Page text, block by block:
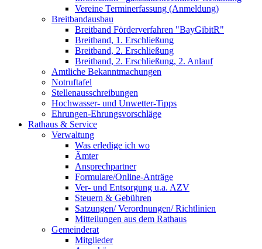
Vereine Terminerfassung (Anmeldung)
Breitbandausbau
Breitband Förderverfahren "BayGibitR"
Breitband, 1. Erschließung
Breitband, 2. Erschließung
Breitband, 2. Erschließung, 2. Anlauf
Amtliche Bekanntmachungen
Notruftafel
Stellenausschreibungen
Hochwasser- und Unwetter-Tipps
Ehrungen-Ehrungsvorschläge
Rathaus & Service
Verwaltung
Was erledige ich wo
Ämter
Ansprechpartner
Formulare/Online-Anträge
Ver- und Entsorgung u.a. AZV
Steuern & Gebühren
Satzungen/ Verordnungen/ Richtlinien
Mitteilungen aus dem Rathaus
Gemeinderat
Mitglieder